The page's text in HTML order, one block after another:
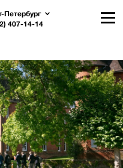
Петербург
407-14-14